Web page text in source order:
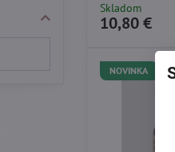
Skladom
10,80 €
NOVINKA